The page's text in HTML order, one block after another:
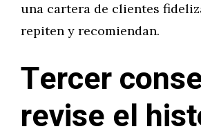
una cartera de clientes
repiten y recomiendan.
Tercer
revise el